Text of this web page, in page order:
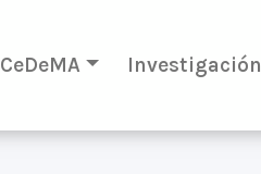
CeDeMA Investigación